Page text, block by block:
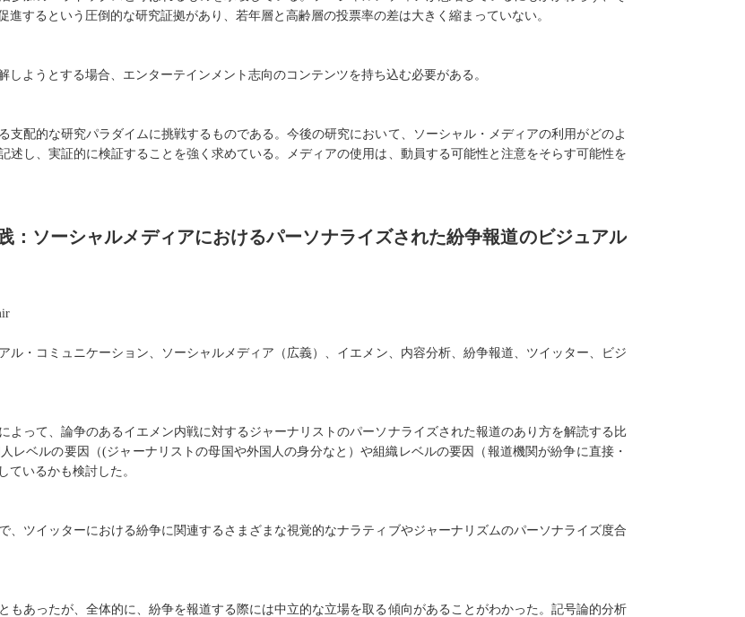
するという圧倒的な研究証拠があり、若年層と高齢層の投票率の差は大きく縮まっていない。
ようとする場合、エンターテインメント志向のコンテンツを持ち込む必要がある。
配的な研究パラダイムに挑戦するものである。今後の研究において、ソーシャル・メディアの利用がどのよ
述し、実証的に検証することを強く求めている。メディアの使用は、動員する可能性と注意をそらす可能性を
：ソーシャルメディアにおけるパーソナライズされた紛争報道のビジュアル
ル・コミュニケーション、ソーシャルメディア（広義）、イエメン、内容分析、紛争報道、ツイッター、ビジ
って、論争のあるイエメン内戦に対するジャーナリストのパーソナライズされた報道のあり方を解読する比
レベルの要因（(ジャーナリストの母国や外国人の身分なと）や組織レベルの要因（報道機関が紛争に直接・
ているかも検討した。
、ツイッターにおける紛争に関連するさまざまな視覚的なナラティブやジャーナリズムのパーソナライズ度合
もあったが、全体的に、紛争を報道する際には中立的な立場を取る傾向があることがわかった。記号論的分析